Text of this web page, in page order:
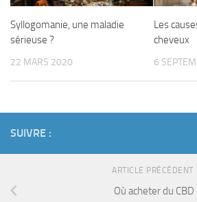
Syllogomanie, une maladie
sérieuse ?
22 MARS 2020
Les
cheveux
6
SUIVRE :
ARTICLE PRÉCÉDENT
Où acheter du CBD